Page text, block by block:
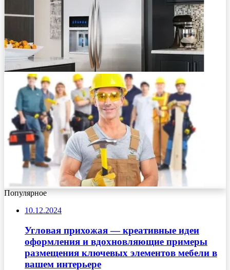
Популярное
10.12.2024
Угловая прихожая — креативные идеи
оформления и вдохновляющие примеры
размещения ключевых элементов мебели в
вашем интерьере